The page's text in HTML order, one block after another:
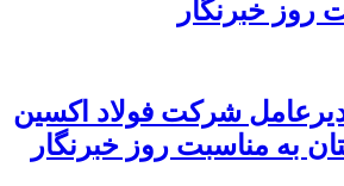
روز خبرنگار
شرکت فولاد اکسین
به مناسبت روز خبرنگار